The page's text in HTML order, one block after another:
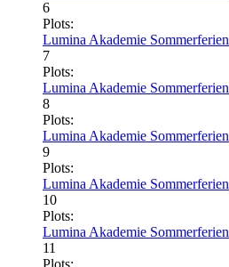
6
Plots:
Lumina Akademie Sommerferien
7
Plots:
Lumina Akademie Sommerferien
8
Plots:
Lumina Akademie Sommerferien
9
Plots:
Lumina Akademie Sommerferien
10
Plots:
Lumina Akademie Sommerferien
11
Plots: